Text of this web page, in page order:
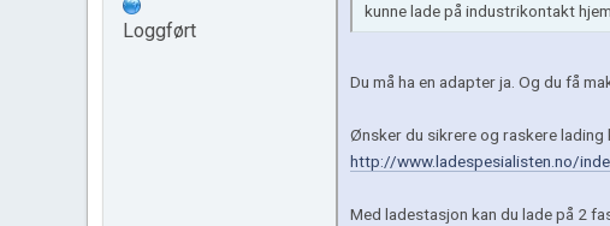
Loggført
kunne lade på industrikontakt
Du må ha en adapter ja. Og du få
Ønsker du sikrere og raskere
http://www.ladespesialisten.no/
Med ladestasjon kan du lade på 2